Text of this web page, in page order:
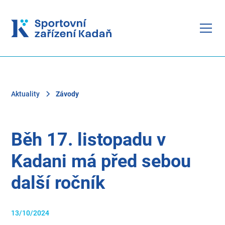
Aktuality Závody
Běh 17. listopadu v
Kadani má před sebou
další ročník
13/10/2024